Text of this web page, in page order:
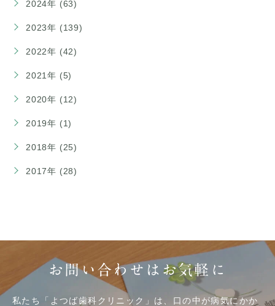
2024年 (63)
2023年 (139)
2022年 (42)
2021年 (5)
2020年 (12)
2019年 (1)
2018年 (25)
2017年 (28)
お問い合わせはお気軽に
私たち「よつば歯科クリニック」は、口の中が病気にかか